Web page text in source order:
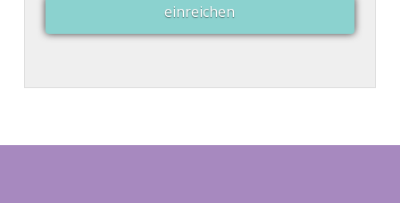
einreichen